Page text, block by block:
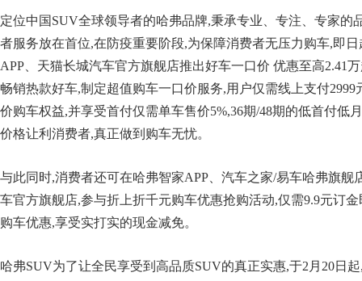
定位中国SUV全球领导者的哈弗品牌,秉承专业、专注、专家的
者服务放在首位,在防疫重要阶段,为保障消费者无压力购车,即
APP、天猫长城汽车官方旗舰店推出好车一口价 优惠至高2.41
畅销热款好车,制定超值购车一口价服务,用户仅需线上支付2999
价购车权益,并享受首付仅需单车售价5%,36期/48期的低首付低
价格让利消费者,真正做到购车无忧。
与此同时,消费者还可在哈弗智家APP、汽车之家/易车哈弗旗舰
车官方旗舰店,参与折上折千元购车优惠抢购活动,仅需9.9元订
购车优惠,享受实打实的现金减免。
哈弗SUV为了让全民享受到高品质SUV的真正实惠,于2月20日